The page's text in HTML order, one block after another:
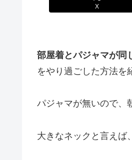
X
部屋着とパジャマが同
をやり過ごした方法を
パジャマが無いので、
大きなネックと言えば